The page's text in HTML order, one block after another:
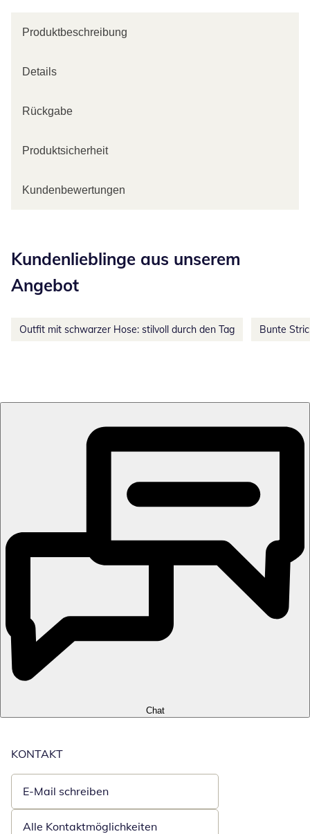
Produktbeschreibung
Details
Rückgabe
Produktsicherheit
Kundenbewertungen
Kundenlieblinge aus unserem
Angebot
Outfit mit schwarzer Hose: stilvoll durch den Tag Bunte
Chat
KONTAKT
E-Mail schreiben
Öffnet E-Mail-Client
Alle Kontaktmöglichkeiten